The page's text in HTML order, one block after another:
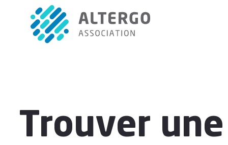
Trouver une